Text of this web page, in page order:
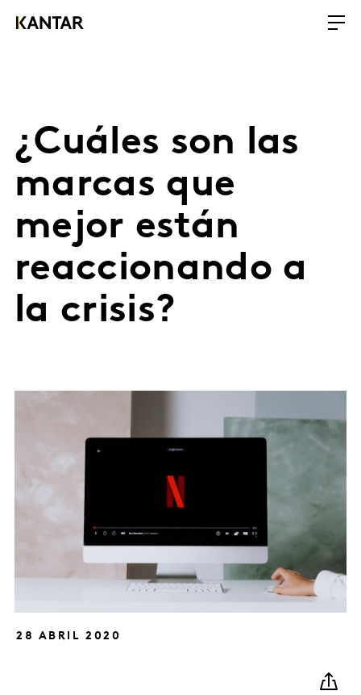
¿Cuáles son las
marcas que
mejor están
reaccionando a
la crisis?
28 ABRIL 2020